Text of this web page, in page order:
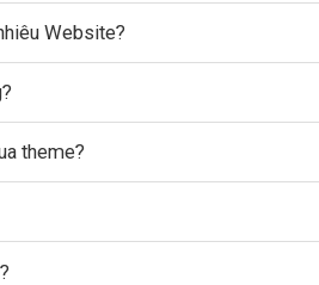
Website?
theme?